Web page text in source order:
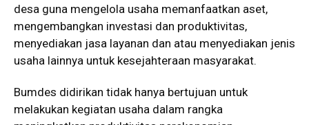
desa guna mengelola usaha memanfaatkan aset,
mengembangkan investasi dan produktivitas,
menyediakan jasa layanan dan atau menyediakan jenis
usaha lainnya untuk kesejahteraan masyarakat.
Bumdes didirikan tidak hanya bertujuan untuk
melakukan kegiatan usaha dalam rangka